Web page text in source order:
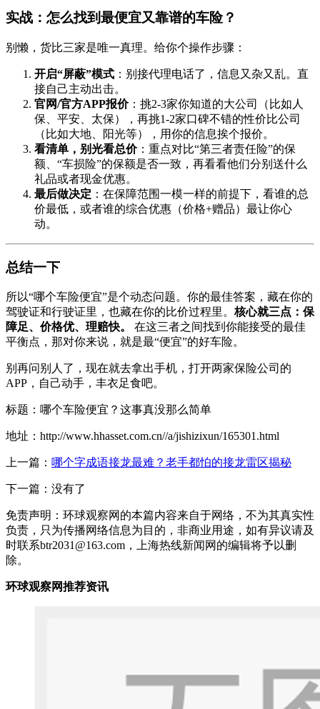
实战：怎么找到最便宜又靠谱的车险？
别懒，货比三家是唯一真理。给你个操作步骤：
开启“屏蔽”模式 ：别接代理电话了，信息又杂又乱。直
接自己主动出击。
官网/官方APP报价：挑2-3家你知道的大公司（比如人
保、平安、太保），再挑1-2家口碑不错的性价比公司
（比如大地、阳光等），用你的信息挨个报价。
看清单，别光看总价：重点对比“第三者责任险”的保
额、“车损险”的保额是否一致，再看看他们分别送什么
礼品或者现金优惠。
最后做决定 ：在保障范围一模一样的前提下，看谁的总
价最低，或者谁的综合优惠（价格+赠品）最让你心
动。
总结一下
所以“哪个车险便宜”是个动态问题。你的最佳答案，藏在你的
驾驶证和行驶证里，也藏在你的比价过程里。 核心就三点：保
障足、价格优、理赔快。
在这三者之间找到你能接受的最佳
平衡点，那对你来说，就是最“便宜”的好车险。
别再问别人了，现在就去拿出手机，打开两家保险公司的
APP，自己动手，丰衣足食吧。
标题：哪个车险便宜？这事真没那么简单
地址：http://www.hhasset.com.cn//a/jishizixun/165301.html
上一篇： 哪个字成语接龙最难？老手都怕的接龙雷区揭秘
下一篇：没有了
免责声明：环球观察网的本篇内容来自于网络，不为其真实性
负责，只为传播网络信息为目的，非商业用途，如有异议请及
时联系btr2031@163.com，上海热线新闻网的编辑将予以删
除。
环球观察网推荐资讯